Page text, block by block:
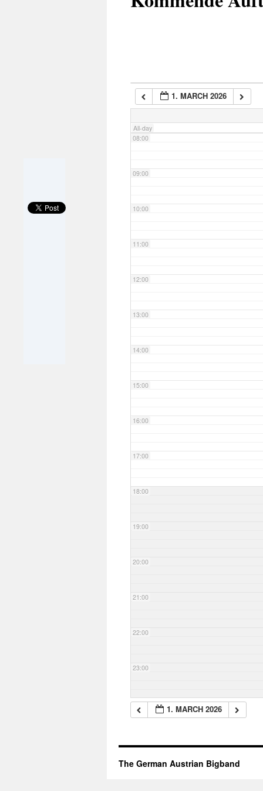
1. MARCH 2026
All-day
07:00
08:00
09:00
10:00
11:00
12:00
13:00
14:00
15:00
16:00
17:00
18:00
19:00
20:00
21:00
22:00
23:00
1. MARCH 2026
The German Austrian Bigband